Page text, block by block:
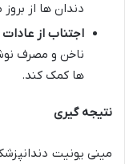
دندان ها از
اجتناب از
ناخن و مصرف
ها کمک کند.
نتیجه گیری
مینی یونیت